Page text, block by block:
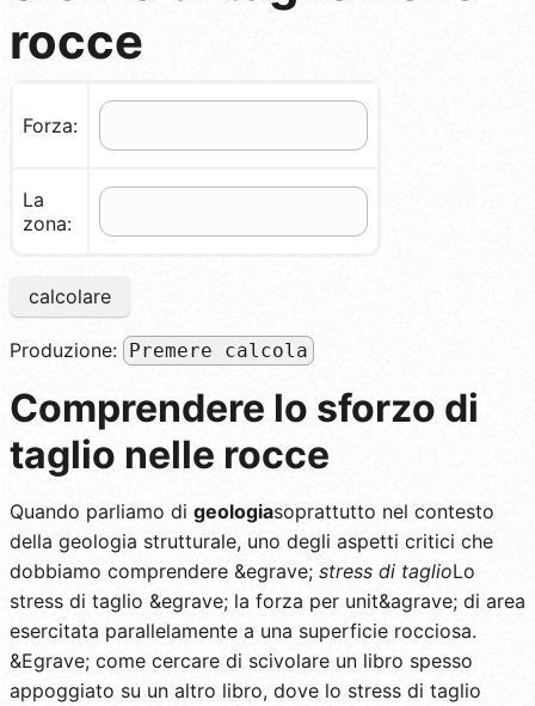
rocce
Forza:
La
zona:
calcolare
Produzione: Premere calcola
Comprendere lo sforzo di
taglio nelle rocce
Quando parliamo di geologiasoprattutto nel contesto
della geologia strutturale, uno degli aspetti critici che
dobbiamo comprendere &egrave; stress di taglioLo
stress di taglio &egrave; la forza per unit&agrave; di area
esercitata parallelamente a una superficie rocciosa.
&Egrave; come cercare di scivolare un libro spesso
appoggiato su un altro libro, dove lo stress di taglio